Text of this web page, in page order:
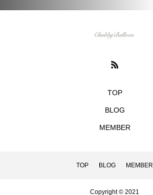
TOP
BLOG
MEMBER
TOP BLOG MEMBER
Copyright © 2021